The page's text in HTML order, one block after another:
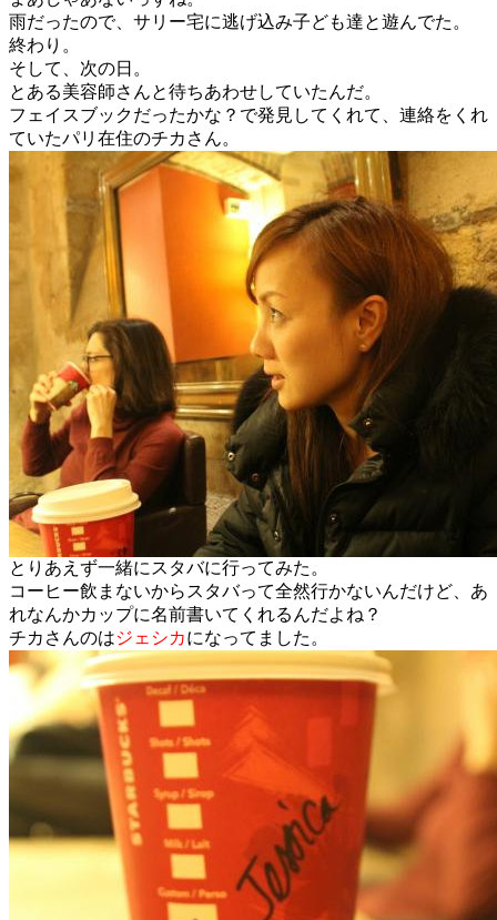
雨だったので、サリー宅に逃げ込み子ども達と遊んでた。
終わり。
そして、次の日。
とある美容師さんと待ちあわせしていたんだ。
フェイスブックだったかな？で発見してくれて、連絡をくれ
ていたパリ在住のチカさん。
とりあえず一緒にスタバに行ってみた。
コーヒー飲まないからスタバって全然行かないんだけど、あ
れなんかカップに名前書いてくれるんだよね？
チカさんのはジェシカになってました。